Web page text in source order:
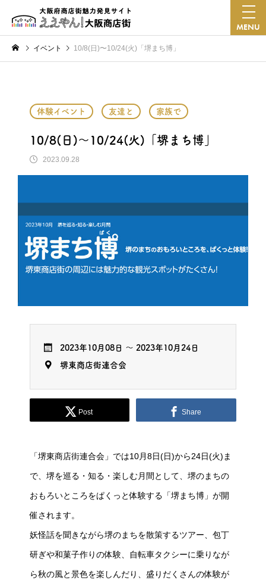
MENU
イベント 10/8(日)〜10/24(火)「堺まち博」
体験イベント 友達と 家族で
10/8(日)〜10/24(火)「堺まち博」
2023.09.28
2023年10月08日 ～ 2023年10月24日
堺東商店街連合会
Post Share
「堺東商店街連合会」では10月8日(日)から24日(火)ま
で、堺を巡る・知る・楽しむ月間として、堺のまちの
おもろいところをぱくっと体験する「堺まち博」が開
催されます。
妖怪話を聞きながら堺のまちを散策するツアー、包丁
研ぎや和菓子作りの体験、自転車タクシーに乗りなが
ら秋の風と景色を楽しんだり、盛りだくさんの体験が